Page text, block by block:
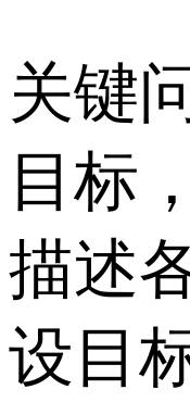
关键
目标
描述
设目